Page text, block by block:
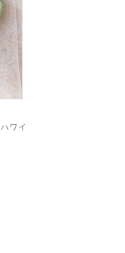
ハワイ